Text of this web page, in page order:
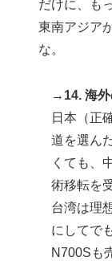
だけに、も
東南アジア
な。
→14. 海
日本（正
道を選ん
くても、
術移転を
台湾は理
にしてで
N700Sも